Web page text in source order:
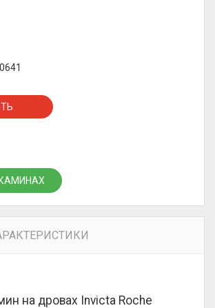
на дровах Invicta Roche